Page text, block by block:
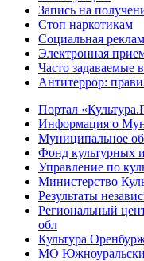
Запись на
Стоп наркотикам
Социальная
Электронная
Часто задаваемые
Антитеррор:
Портал
Информация о
Муниципальное
Фонд культурных
Управление по
Министерство
Результаты
Региональный
обл
Культура
МО